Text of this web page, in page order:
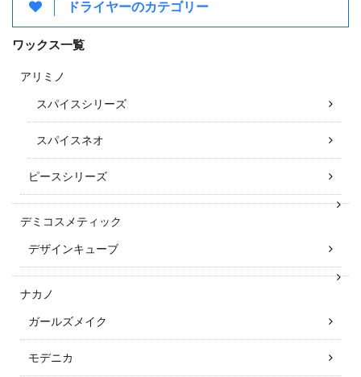
ドライヤーのカテゴリー
ワックス一覧
アリミノ
スパイスシリーズ
スパイスネオ
ピースシリーズ
デミコスメティック
デザインキューブ
ナカノ
ガールズメイク
モデニカ